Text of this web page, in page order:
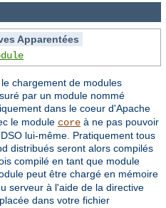
Apparentées
chargement de modules
par un module nommé
dans le coeur d'Apache
le module core à ne pas pouvoir
lui-même. Pratiquement tous
distribués seront alors compilés
compilé en tant que module
peut être chargé en mémoire
serveur à l'aide de la directive
placée dans votre fichier